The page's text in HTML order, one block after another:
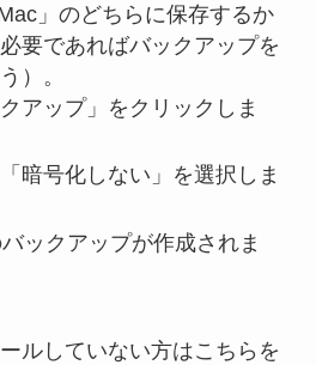
」のどちらに保存するか
要であればバックアップを
）。
アップ」をクリックしま
暗号化しない」を選択しま
ックアップが作成されま
ルしていない方はこちらを